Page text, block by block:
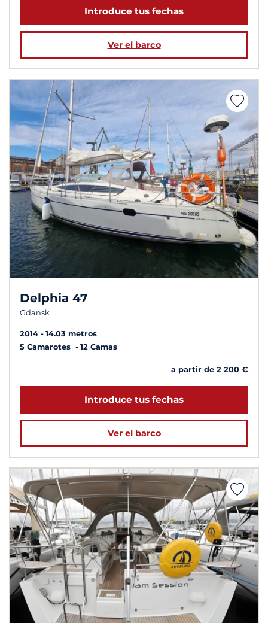
Introduce tus fechas
Ver el barco
Delphia 47
Gdansk
2014
14.03 metros
5 Camarotes
12 Camas
a partir de 2 200 €
Introduce tus fechas
Ver el barco